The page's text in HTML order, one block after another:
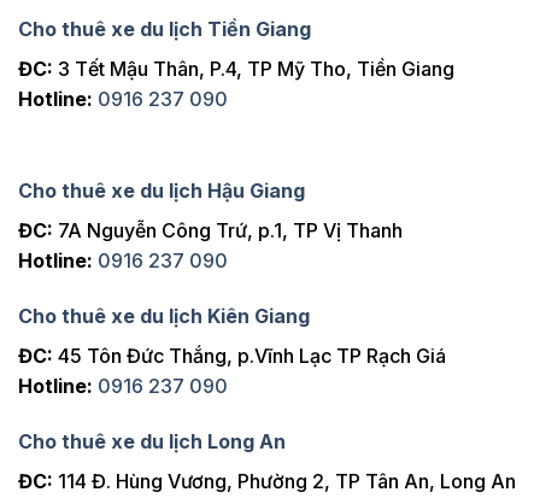
Cho thuê xe du lịch Tiền Giang
ĐC: 3 Tết Mậu Thân, P.4, TP Mỹ Tho, Tiền Giang
Hotline: 0916 237 090
Cho thuê xe du lịch Hậu Giang
ĐC: 7A Nguyễn Công Trứ, p.1, TP Vị Thanh
Hotline: 0916 237 090
Cho thuê xe du lịch Kiên Giang
ĐC: 45 Tôn Đức Thắng, p.Vĩnh Lạc TP Rạch Giá
Hotline: 0916 237 090
Cho thuê xe du lịch Long An
ĐC: 114 Đ. Hùng Vương, Phường 2, TP Tân An, Long An